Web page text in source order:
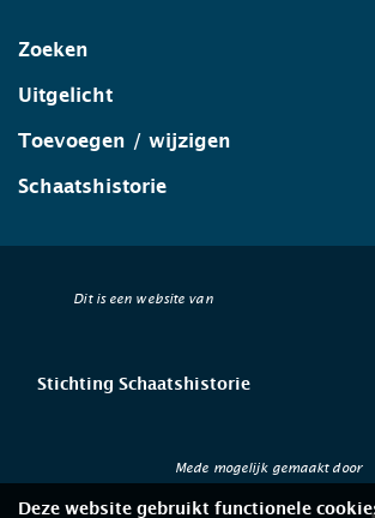
Zoeken
Uitgelicht
Toevoegen / wijzigen
Schaatshistorie
Dit is een website van
Stichting Schaatshistorie
Mede mogelijk gemaakt door
Deze website gebruikt functionele